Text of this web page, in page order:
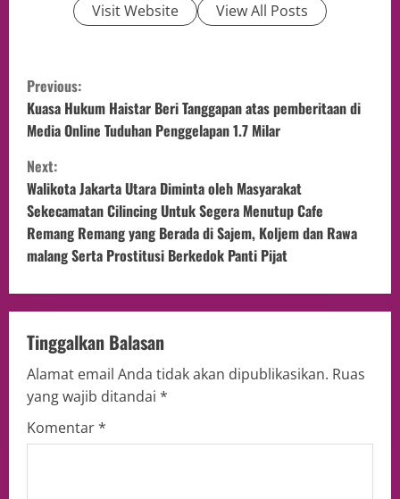
Visit Website View All Posts
Previous:
Kuasa Hukum Haistar Beri Tanggapan atas pemberitaan di
Media Online Tuduhan Penggelapan 1.7 Milar
Next:
Walikota Jakarta Utara Diminta oleh Masyarakat
Sekecamatan Cilincing Untuk Segera Menutup Cafe
Remang Remang yang Berada di Sajem, Koljem dan Rawa
malang Serta Prostitusi Berkedok Panti Pijat
Tinggalkan Balasan
Alamat email Anda tidak akan dipublikasikan. Ruas
yang wajib ditandai *
Komentar*